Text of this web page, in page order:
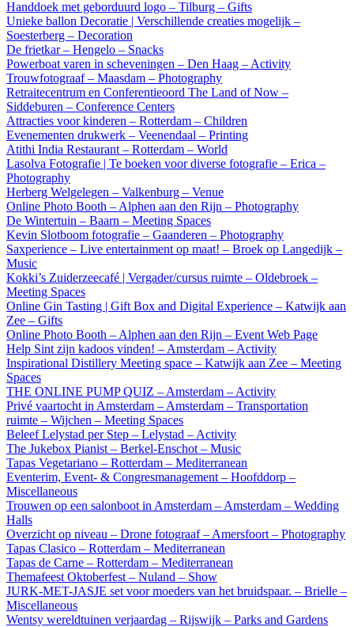
Handdoek met geborduurd logo – Tilburg – Gifts
Unieke ballon Decoratie | Verschillende creaties mogelijk –
Soesterberg – Decoration
De frietkar – Hengelo – Snacks
Powerboat varen in scheveningen – Den Haag – Activity
Trouwfotograaf – Maasdam – Photography
Retraitecentrum en Conferentieoord The Land of Now –
Siddeburen – Conference Centers
Attracties voor kinderen – Rotterdam – Children
Evenementen drukwerk – Veenendaal – Printing
Atithi India Restaurant – Rotterdam – World
Lasolva Fotografie | Te boeken voor diverse fotografie – Erica –
Photography
Herberg Welgelegen – Valkenburg – Venue
Online Photo Booth – Alphen aan den Rijn – Photography
De Wintertuin – Baarn – Meeting Spaces
Kevin Slotboom fotografie – Gaanderen – Photography
Saxperience – Live entertainment op maat! – Broek op Langedijk –
Music
Kokki’s Zuiderzeecafé | Vergader/cursus ruimte – Oldebroek –
Meeting Spaces
Online Gin Tasting | Gift Box and Digital Experience – Katwijk aan
Zee – Gifts
Online Photo Booth – Alphen aan den Rijn – Event Web Page
Help Sint zijn kadoos vinden! – Amsterdam – Activity
Inspirational Distillery Meeting space – Katwijk aan Zee – Meeting
Spaces
THE ONLINE PUMP QUIZ – Amsterdam – Activity
Privé vaartocht in Amsterdam – Amsterdam – Transportation
ruimte – Wijchen – Meeting Spaces
Beleef Lelystad per Step – Lelystad – Activity
The Jukebox Pianist – Berkel-Enschot – Music
Tapas Vegetariano – Rotterdam – Mediterranean
Eventerim, Event- & Congresmanagement – Hoofddorp –
Miscellaneous
Trouwen op een salonboot in Amsterdam – Amsterdam – Wedding
Halls
Overzicht op niveau – Drone fotograaf – Amersfoort – Photography
Tapas Clasico – Rotterdam – Mediterranean
Tapas de Carne – Rotterdam – Mediterranean
Themafeest Oktoberfest – Nuland – Show
JURK-MET-JASJE set voor moeders van het bruidspaar. – Brielle –
Miscellaneous
Wentsy wereldtuinen verjaardag – Rijswijk – Parks and Gardens